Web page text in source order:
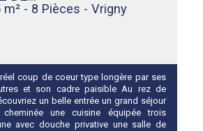
- 8 Pièces - Vrigny
coup de coeur type longère par ses
et son cadre paisible Au rez de
un belle entrée un grand séjour
cheminée une cuisine équipée trois
avec douche privative une salle de